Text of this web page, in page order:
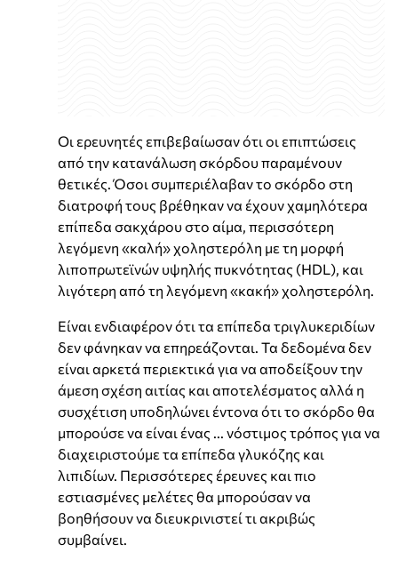
Οι ερευνητές επιβεβαίωσαν ότι οι επιπτώσεις
από την κατανάλωση σκόρδου παραμένουν
θετικές. Όσοι συμπεριέλαβαν το σκόρδο στη
διατροφή τους βρέθηκαν να έχουν χαμηλότερα
επίπεδα σακχάρου στο αίμα, περισσότερη
λεγόμενη «καλή» χοληστερόλη με τη μορφή
λιποπρωτεϊνών υψηλής πυκνότητας (HDL), και
λιγότερη από τη λεγόμενη «κακή» χοληστερόλη.
Είναι ενδιαφέρον ότι τα επίπεδα τριγλυκεριδίων
δεν φάνηκαν να επηρεάζονται. Τα δεδομένα δεν
είναι αρκετά περιεκτικά για να αποδείξουν την
άμεση σχέση αιτίας και αποτελέσματος αλλά η
συσχέτιση υποδηλώνει έντονα ότι το σκόρδο θα
μπορούσε να είναι ένας ... νόστιμος τρόπος για να
διαχειριστούμε τα επίπεδα γλυκόζης και
λιπιδίων. Περισσότερες έρευνες και πιο
εστιασμένες μελέτες θα μπορούσαν να
βοηθήσουν να διευκρινιστεί τι ακριβώς
συμβαίνει.